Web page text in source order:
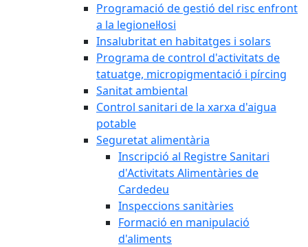
Programació de gestió del risc enfront
a la legionel·losi
Insalubritat en habitatges i solars
Programa de control d'activitats de
tatuatge, micropigmentació i pírcing
Sanitat ambiental
Control sanitari de la xarxa d'aigua
potable
Seguretat alimentària
Inscripció al Registre Sanitari
d'Activitats Alimentàries de
Cardedeu
Inspeccions sanitàries
Formació en manipulació
d'aliments